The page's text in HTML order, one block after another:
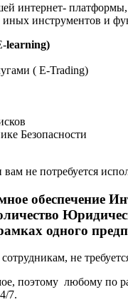
интернет-
инструментов и
learning)
( E-Trading)
Безопасности
не потребуется
обеспечение
одного
не
поэтому любому по
7.